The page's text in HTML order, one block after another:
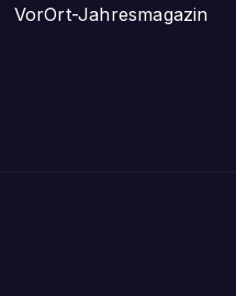
VorOrt-Jahresmagazin